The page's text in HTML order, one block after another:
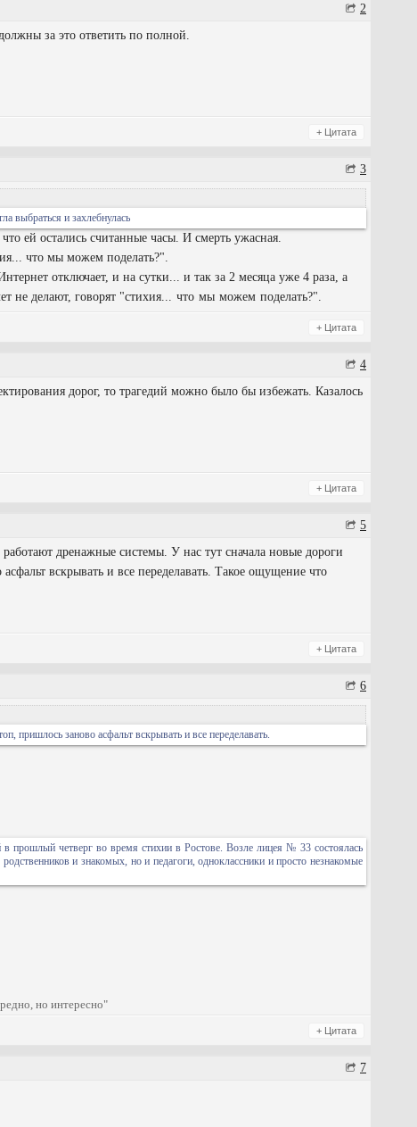
2
за это ответить по полной.
+ Цитата
3
выбраться и захлебнулась
ей остались считанные часы. И смерть ужасная.
что мы можем поделать?".
отключает, и на сутки... и так за 2 месяца уже 4 раза, а
не делают, говорят "стихия... что мы можем поделать?".
+ Цитата
4
дорог, то трагедий можно было бы избежать. Казалось
+ Цитата
5
дренажные системы. У нас тут сначала новые дороги
вскрывать и все переделавать. Такое ощущение что
+ Цитата
6
пришлось заново асфальт вскрывать и все переделавать.
прошлый четверг во время стихии в Ростове. Возле лицея № 33 состоялась
и знакомых, но и педагоги, одноклассники и просто незнакомые
но интересно"
+ Цитата
7